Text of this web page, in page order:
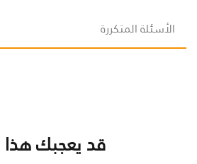
الأسئلة المتكررة
قد يعجبك هذا